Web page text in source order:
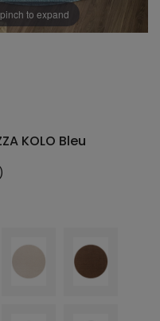
to expand
KOLO Bleu